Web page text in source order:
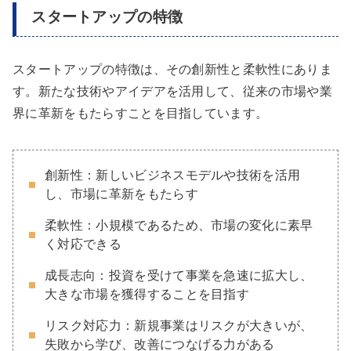
スタートアップの特徴
スタートアップの特徴は、その創新性と柔軟性にありま
す。新たな技術やアイデアを活用して、従来の市場や業
界に革新をもたらすことを目指しています。
創新性：新しいビジネスモデルや技術を活用
し、市場に革新をもたらす
柔軟性：小規模であるため、市場の変化に素早
く対応できる
成長志向：投資を受けて事業を急速に拡大し、
大きな市場を獲得することを目指す
リスク対応力：新規事業はリスクが大きいが、
失敗から学び、改善につなげる力がある